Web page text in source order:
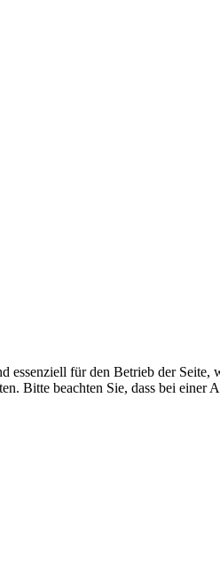
für den Betrieb der
Bitte beachten Sie, dass bei